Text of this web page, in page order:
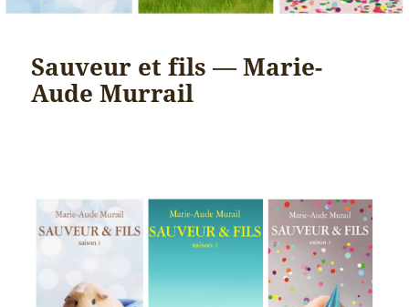
Sauveur et fils — Marie-
Aude Murrail